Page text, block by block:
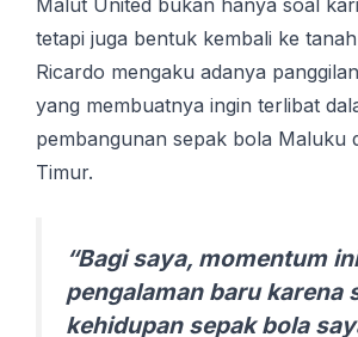
Malut United bukan hanya soal
tetapi juga bentuk kembali ke
Ricardo mengaku adanya
yang membuatnya ingin terlibat
pembangunan sepak bola Maluku
Timur.
“Bagi saya, momentum
pengalaman baru karena
kehidupan sepak bola